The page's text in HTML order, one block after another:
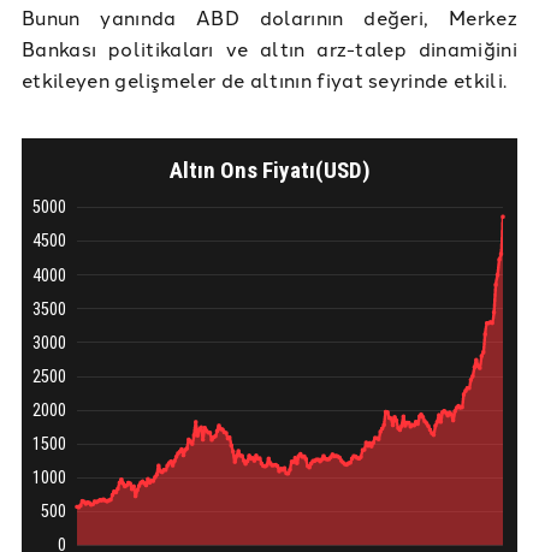
Bunun yanında ABD dolarının değeri, Merkez
Bankası politikaları ve altın arz-talep dinamiğini
etkileyen gelişmeler de altının fiyat seyrinde etkili.